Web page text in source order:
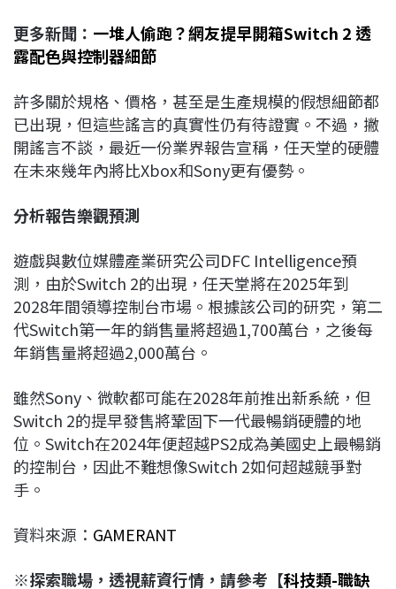
更多新聞： 一堆人偷跑？網友提早開箱Switch 2 透
露配色與控制器細節
許多關於規格、價格，甚至是生產規模的假想細節都
已出現，但這些謠言的真實性仍有待證實。不過，撇
開謠言不談，最近一份業界報告宣稱，任天堂的硬體
在未來幾年內將比Xbox和Sony更有優勢。
分析報告樂觀預測
遊戲與數位媒體產業研究公司DFC Intelligence預
測，由於Switch 2的出現，任天堂將在2025年到
2028年間領導控制台市場。根據該公司的研究，第二
代Switch第一年的銷售量將超過1,700萬台，之後每
年銷售量將超過2,000萬台。
雖然Sony、微軟都可能在2028年前推出新系統，但
Switch 2的提早發售將鞏固下一代最暢銷硬體的地
位。Switch在2024年便超越PS2成為美國史上最暢銷
的控制台，因此不難想像Switch 2如何超越競爭對
手。
資料來源： GAMERANT
※探索職場，透視薪資行情，請參考【科技類-職缺